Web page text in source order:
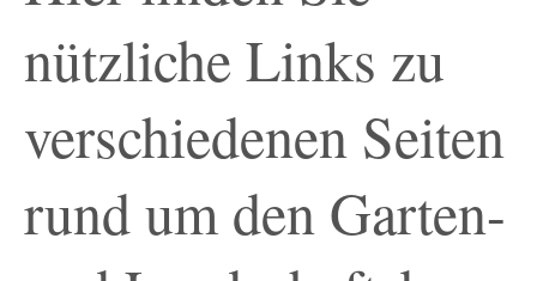
nützliche Links zu
verschiedenen Seiten
rund um den Garten-